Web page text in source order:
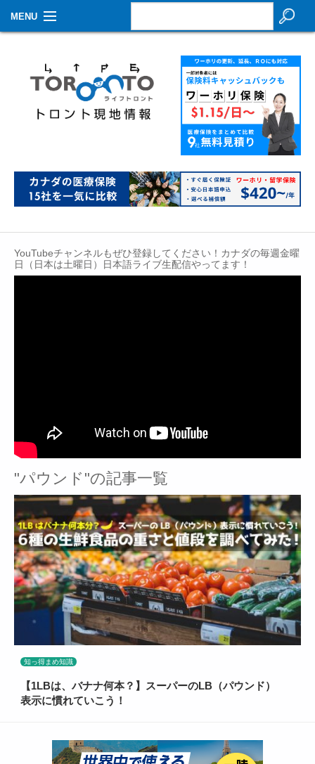
MENU
生活情報
その他
イベントカレンダー
About Us
YouTubeチャンネルもぜひ登録してください！カナダの毎週金曜
日（日本は土曜日）日本語ライブ生配信やってます！
"パウンド"の記事一覧
知っ得まめ知識
【1LBは、バナナ何本？】スーパーのLB（パウンド）
表示に慣れていこう！